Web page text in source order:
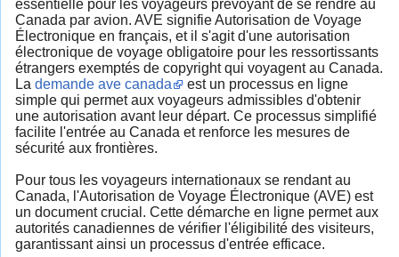
essentielle pour les voyageurs prévoyant de se rendre au
Canada par avion. AVE signifie Autorisation de Voyage
Électronique en français, et il s'agit d'une autorisation
électronique de voyage obligatoire pour les ressortissants
étrangers exemptés de copyright qui voyagent au Canada.
La demande ave canada
est un processus en ligne
simple qui permet aux voyageurs admissibles d'obtenir
une autorisation avant leur départ. Ce processus simplifié
facilite l'entrée au Canada et renforce les mesures de
sécurité aux frontières.
Pour tous les voyageurs internationaux se rendant au
Canada, l'Autorisation de Voyage Électronique (AVE) est
un document crucial. Cette démarche en ligne permet aux
autorités canadiennes de vérifier l'éligibilité des visiteurs,
garantissant ainsi un processus d'entrée efficace.